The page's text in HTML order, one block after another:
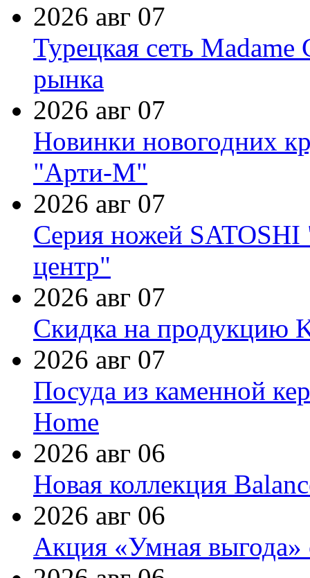
2026 авг 07
Турецкая сеть Madame
рынка
2026 авг 07
Новинки новогодних
"Арти-М"
2026 авг 07
Серия ножей
центр"
2026 авг 07
Скидка на продукцию
2026 авг 07
Посуда из каменной
Home
2026 авг 06
Новая коллекция
2026 авг 06
Акция «Умная выгода»